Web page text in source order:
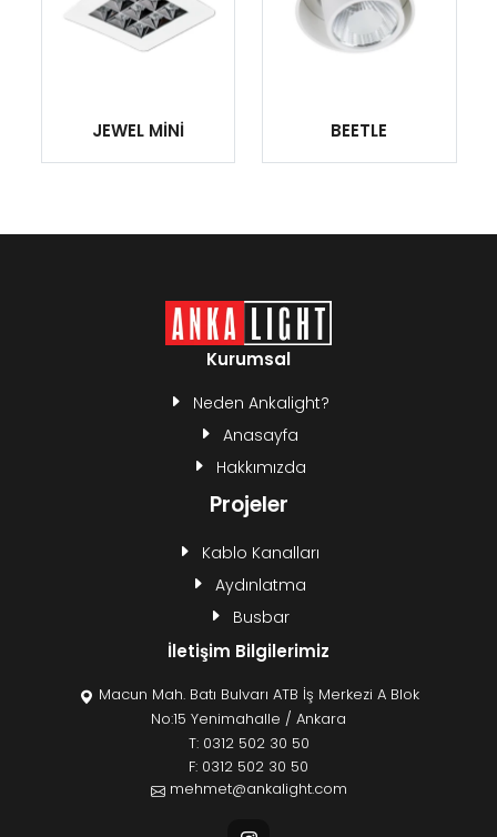
JEWEL MİNİ BEETLE
Kurumsal
Neden Ankalight?
Anasayfa
Hakkımızda
Projeler
Kablo Kanalları
Aydınlatma
Busbar
İletişim Bilgilerimiz
Macun Mah. Batı Bulvarı ATB İş Merkezi A Blok
No:15 Yenimahalle / Ankara
T: 0312 502 30 50
F: 0312 502 30 50
mehmet@ankalight.com